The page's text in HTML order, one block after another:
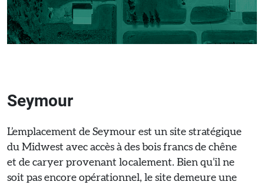
Seymour
L’emplacement de Seymour est un site stratégique
du Midwest avec accès à des bois francs de chêne
et de caryer provenant localement. Bien qu’il ne
soit pas encore opérationnel, le site demeure une